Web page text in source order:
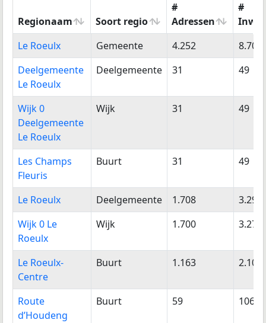
Regionaam Soort regio
#
Adressen
#
Regionaam
Soort regio
#
Adressen
#
Le Roeulx Gemeente 4.252
8.709
Deelgemeente
Le Roeulx
Deelgemeente 31 49
Wijk 0
Deelgemeente
Le Roeulx
Wijk 31 49
Les Champs
Fleuris
Buurt 31 49
Le Roeulx Deelgemeente 1.708
3.294
Wijk 0 Le
Roeulx
Wijk 1.700 3.277
Le Roeulx-
Centre
Buurt 1.163 2.109
Route
d’Houdeng
Buurt 59 106